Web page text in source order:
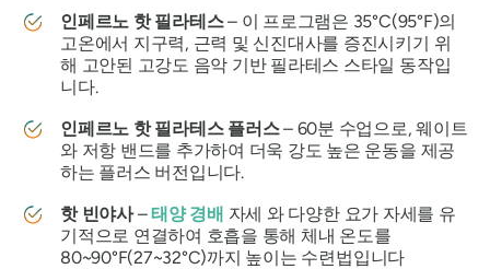
인페르노 핫 필라테스– 이 프로그램은 35°C(95°F)의
고온에서 지구력, 근력 및 신진대사를 증진시키기 위
해 고안된 고강도 음악 기반 필라테스 스타일 동작입
니다.
인페르노 핫 필라테스 플러스– 60분 수업으로, 웨이트
와 저항 밴드를 추가하여 더욱 강도 높은 운동을 제공
하는 플러스 버전입니다.
핫 빈야사–태양 경배 자세 와 다양한 요가 자세를 유
기적으로 연결하여 호흡을 통해 체내 온도를
80~90°F(27~32°C)까지 높이는 수련법입니다